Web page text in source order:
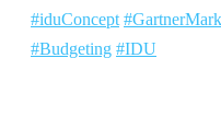
#iduConcept
#Budgeting #IDU